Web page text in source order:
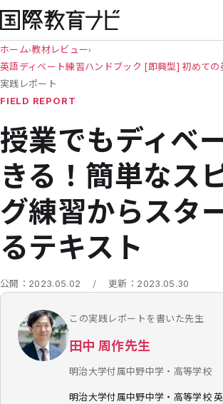
ホーム›教材レビュー›
英語ディベート練習ハンドブック [即興型] 初めて
実践レポート
FIELD REPORT
授業でもディベ
きる！簡単なス
グ練習からスタ
るテキスト
公開： 2023.05.02 / 更新： 2023.05.30
この実践レポートを書いた先生
田中 周作先生
明治大学付属中野中学・高等学校
明治大学付属中野中学・高等学校